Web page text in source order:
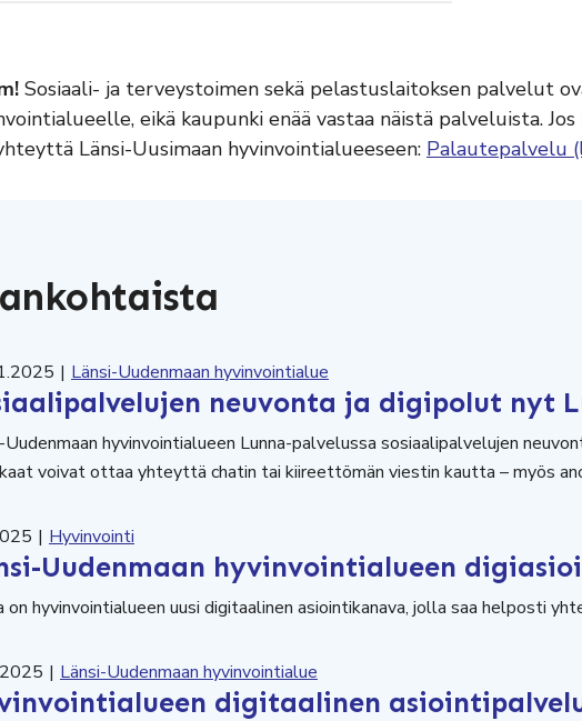
Sosiaali- ja terveystoimen sekä pelastuslaitoksen palvelut
eikä kaupunki enää vastaa näistä palveluista.
Länsi-Uusimaan hyvinvointialueeseen: Palautepalvelu
| Länsi-Uudenmaan hyvinvointialue
neuvonta ja digipolut nyt
Uudenmaan hyvinvointialueen Lunna-palvelussa sosiaalipalvelujen
voivat ottaa yhteyttä chatin tai kiireettömän viestin kautta – myös
| Hyvinvointi
Uudenmaan hyvinvointialueen
on hyvinvointialueen uusi digitaalinen asiointikanava, jolla saa helposti
| Länsi-Uudenmaan hyvinvointialue
digitaalinen